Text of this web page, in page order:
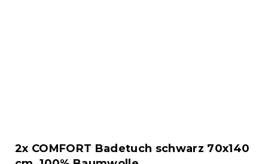
2x COMFORT Badetuch schwarz 70x140